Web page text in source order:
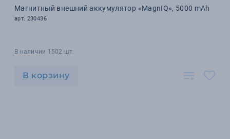
Магнитный внешний аккумулятор «MagnIQ», 5000 mAh
арт. 230436
В наличии 1502 шт.
В корзину